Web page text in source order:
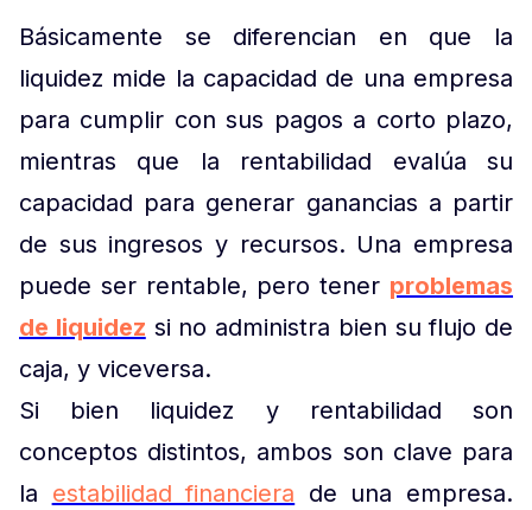
Básicamente se diferencian en que la
liquidez mide la capacidad de una empresa
para cumplir con sus pagos a corto plazo,
mientras que la rentabilidad evalúa su
capacidad para generar ganancias a partir
de sus ingresos y recursos. Una empresa
puede ser rentable, pero tener problemas
de liquidez si no administra bien su flujo de
caja, y viceversa.
Si bien liquidez y rentabilidad son
conceptos distintos, ambos son clave para
la estabilidad financiera de una empresa.